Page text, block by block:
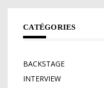
CATÉGORIES
BACKSTAGE
INTERVIEW